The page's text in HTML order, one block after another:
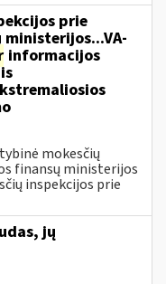
prie
informacijos
mokesčių
finansų ministerijos
inspekcijos prie
jų